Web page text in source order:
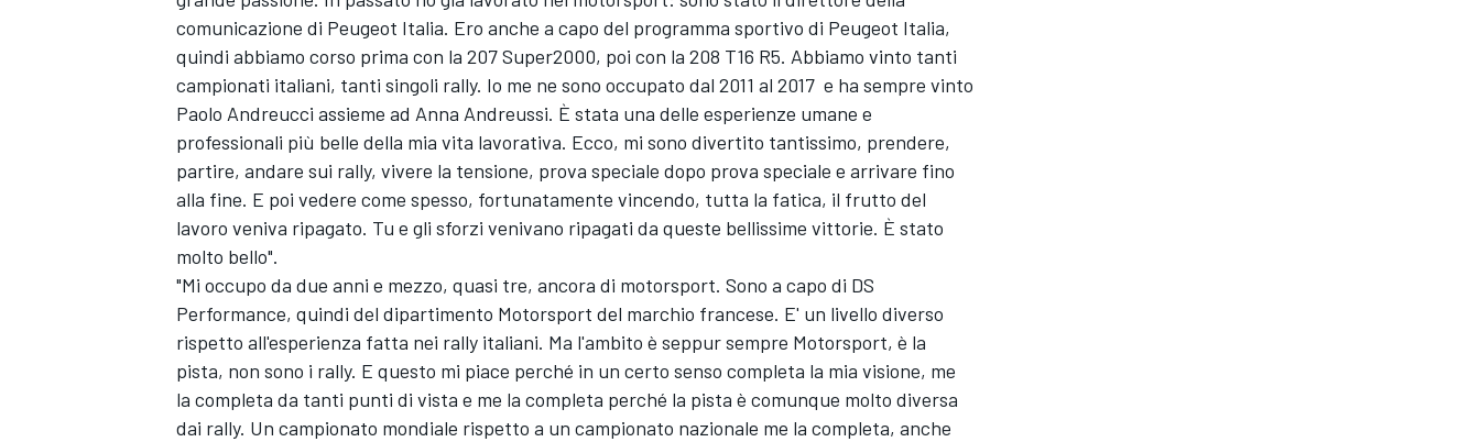
MONOMARCA
comunicazione di Peugeot Italia. Ero anche a capo del programma sportivo di Peugeot Italia,
quindi abbiamo corso prima con la 207 Super2000, poi con la 208 T16 R5. Abbiamo vinto tanti
campionati italiani, tanti singoli rally. Io me ne sono occupato dal 2011 al 2017 e ha sempre vinto
Paolo Andreucci assieme ad Anna Andreussi. È stata una delle esperienze umane e
professionali più belle della mia vita lavorativa. Ecco, mi sono divertito tantissimo, prendere,
partire, andare sui rally, vivere la tensione, prova speciale dopo prova speciale e arrivare fino
alla fine. E poi vedere come spesso, fortunatamente vincendo, tutta la fatica, il frutto del
lavoro veniva ripagato. Tu e gli sforzi venivano ripagati da queste bellissime vittorie. È stato
molto bello".
"Mi occupo da due anni e mezzo, quasi tre, ancora di motorsport. Sono a capo di DS
Performance, quindi del dipartimento Motorsport del marchio francese. E' un livello diverso
rispetto all'esperienza fatta nei rally italiani. Ma l'ambito è seppur sempre Motorsport, è la
pista, non sono i rally. E questo mi piace perché in un certo senso completa la mia visione, me
la completa da tanti punti di vista e me la completa perché la pista è comunque molto diversa
dai rally. Un campionato mondiale rispetto a un campionato nazionale me la completa, anche